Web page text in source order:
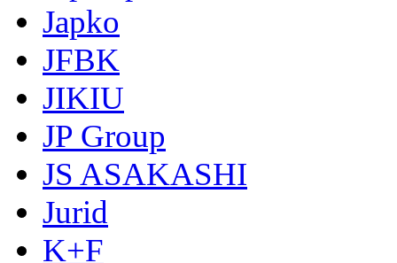
Japko
JFBK
JIKIU
JP Group
JS ASAKASHI
Jurid
K+F